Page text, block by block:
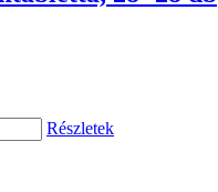
Részletek